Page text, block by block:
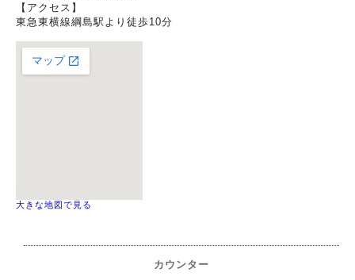
【アクセス】
東急東横線綱島駅より徒歩10分
大きな地図で見る
カウンター